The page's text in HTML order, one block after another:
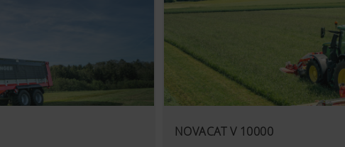
Graba la elección de país e idioma seleccionada por el
la facilidad de uso y el rendimiento de nuestro sitio web.
cookies), que midan y evalúen de forma anónima qué
Objetivo de las cookies
NOVACAT V 10000